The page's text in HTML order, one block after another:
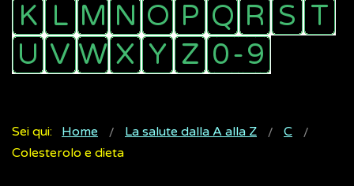
Sei qui: Home La salute dalla A alla Z
C
Colesterolo e dieta